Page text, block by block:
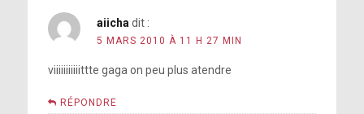
aiicha dit :
5 MARS 2010 À 11 H 27 MIN
viiiiiiiiiiittte gaga on peu plus atendre
RÉPONDRE